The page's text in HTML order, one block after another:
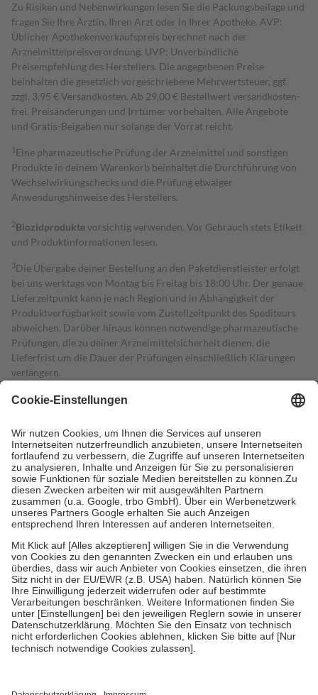
Zu Risiken und Nebenwirkungen lesen Sie die Packungsbeilage und
fragen Sie Ihre Ärztin, Ihren Arzt oder in Ihrer Apotheke. AVP:
Üblicher Apothekenverkaufspreis berechnet nach der
Arzneimittelpreisverordnung. UVP: Unverbindliche
Preisempfehlung des Herstellers. Die angegebenen Preise
beinhalten die gesetzlich vorgeschriebene Mehrwertsteuer, ggf.
zzgl. 3,95 € Versandkosten. Ab 29,00 € Bestell­wert versand­kosten­
frei. Preisänderungen und Irrtümer vorbehalten. Alle Angebote
und Gratis-Beigaben nur solange der Vorrat reicht.
1 Eine pharmazeutische Prüfung der Arzneimittel und sonstigen
Produkte in deinem Warenkorb beinhaltet die Durchführung von
Wechselwirkungschecks und die Prüfung etwaiger
Anwendungshinweise des Herstellers.
2Biozidproduktevorsichtig verwenden. Vor Gebrauch stets Etikett
und Produktinformationen lesen.
3Die Übergabe deiner Bestellung an den Paketdienstleister erfolgt
bei uns werktags von Montag bis Freitag bis 18:00 Uhr. Der genaue
Lieferzeitpunkt kann je nach Region und in Abhängigkeit der
Produktverfügbarkeit sowie vom Zustellzeitpunkt des Spediteurs
abweichen. Darüber hinaus können notwendige pharmazeutische
Prüfungen, die zu deiner Arzneimittelsicherheit dienen, die
Lieferfrist um die Dauer der Prüfungen einschließlich Klärungen
verlängern.
4Für verschreibungspflichtige Medikamente stellt der Arzt ein
gesetzliche Krankenversicherung übernimmt in der Regel die
Kosten dafür, der Versicherte trägt einen Teil davon als Zuzahlung
mit.
Grundsätzlich leisten Mitglieder Zuzahlungen in Höhe von zehn
Prozent des Abgabepreises,mindestensjedochfünf Euro
höchstens zehn Euro.Es sind jedoch nie mehr als die tatsächlichen
Kosten der Leistung zu entrichten.
Diese Regeln gelten grundsätzlich auch für Online-Apotheken.
Bei Heilmitteln und häuslicher Krankenpflege beträgt die
Zuzahlung zehn Prozent der Kosten sowie zehn Euro je
Verordnung.
Um das Engagement der Versicherten für ihre eigene Gesundheit zu
stärken und die besondere Stellung der Familie zu unterstützen,
fallenkeine Zuzahlungenan bei:
• Kindern und Jugendlichen bis zum vollendeten 18. Lebensjahr
mit Ausnahme der Fahrkosten